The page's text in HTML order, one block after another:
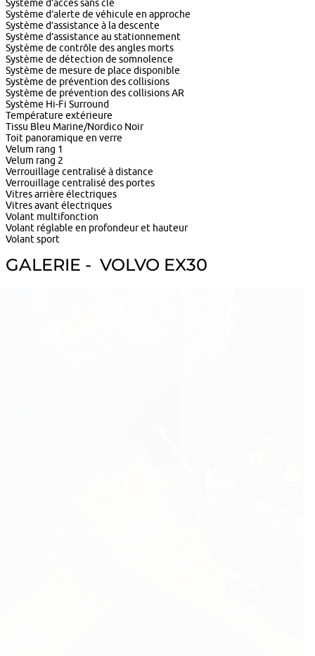
Système d’accès sans clé
Système d’alerte de véhicule en approche
Système d’assistance à la descente
Système d’assistance au stationnement
Système de contrôle des angles morts
Système de détection de somnolence
Système de mesure de place disponible
Système de prévention des collisions
Système de prévention des collisions AR
Système Hi-Fi Surround
Température extérieure
Tissu Bleu Marine/Nordico Noir
Toit panoramique en verre
Velum rang 1
Velum rang 2
Verrouillage centralisé à distance
Verrouillage centralisé des portes
Vitres arrière électriques
Vitres avant électriques
Volant multifonction
Volant réglable en profondeur et hauteur
Volant sport
GALERIE - VOLVO EX30